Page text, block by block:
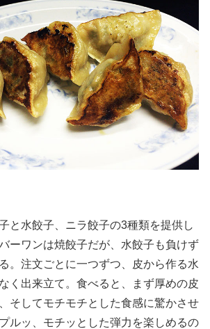
と水餃子、ニラ餃子の3種類を提供し
ーワンは焼餃子だが、水餃子も負けず
。注文ごとに一つずつ、皮から作る水
く出来立て。食べると、まず厚めの皮
そしてモチモチとした食感に驚かさせ
ルッ、モチッとした弾力を楽しめるの